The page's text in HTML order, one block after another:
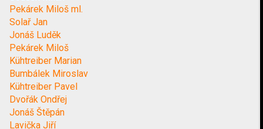
Pekárek Miloš ml.
Solař Jan
Jonáš Luděk
Pekárek Miloš
Kühtreiber Marian
Bumbálek Miroslav
Kühtreiber Pavel
Dvořák Ondřej
Jonáš Štěpán
Lavička Jiří